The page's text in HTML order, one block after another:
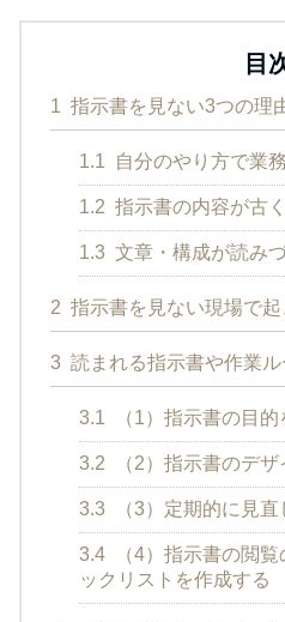
目
1 指示書を見ない3つの理
1.1 自分のやり方で業
1.2 指示書の内容が古
1.3 文章・構成が読み
2 指示書を見ない現場で
3 読まれる指示書や作業
3.1 （1）指示書の目
3.2 （2）指示書のデ
3.3 （3）定期的に見
3.4
（4）指示書の閲
ックリストを作成する